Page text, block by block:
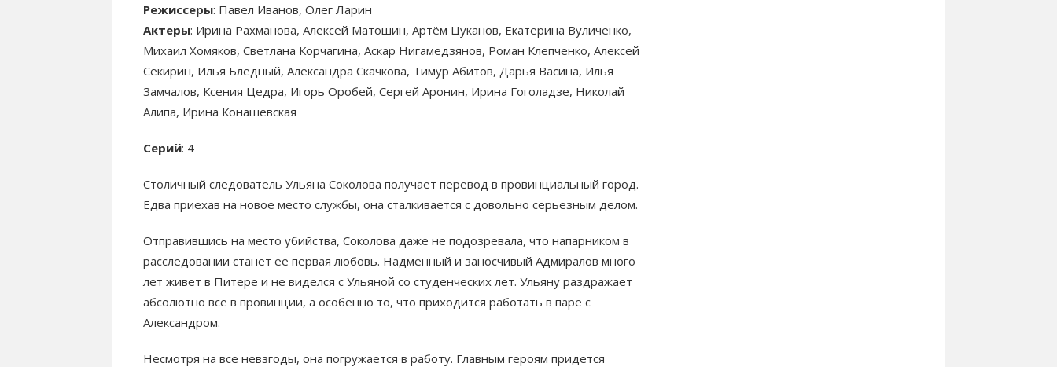
Режиссеры: Павел Иванов, Олег Ларин
Актеры: Ирина Рахманова, Алексей Матошин, Артём Цуканов, Екатерина Вуличенко,
Михаил Хомяков, Светлана Корчагина, Аскар Нигамедзянов, Роман Клепченко, Алексей
Секирин, Илья Бледный, Александра Скачкова, Тимур Абитов, Дарья Васина, Илья
Замчалов, Ксения Цедра, Игорь Оробей, Сергей Аронин, Ирина Гоголадзе, Николай
Алипа, Ирина Конашевская
Серий: 4
Столичный следователь Ульяна Соколова получает перевод в провинциальный город.
Едва приехав на новое место службы, она сталкивается с довольно серьезным делом.
Отправившись на место убийства, Соколова даже не подозревала, что напарником в
расследовании станет ее первая любовь. Надменный и заносчивый Адмиралов много
лет живет в Питере и не виделся с Ульяной со студенческих лет. Ульяну раздражает
абсолютно все в провинции, а особенно то, что приходится работать в паре с
Александром.
Несмотря на все невзгоды, она погружается в работу. Главным героям придется